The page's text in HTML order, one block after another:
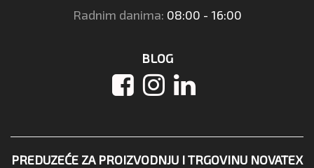
Radnim danima: 08:00 - 16:00
BLOG
PREDUZEĆE ZA PROIZVODNJU I TRGOVINU NOVATEX